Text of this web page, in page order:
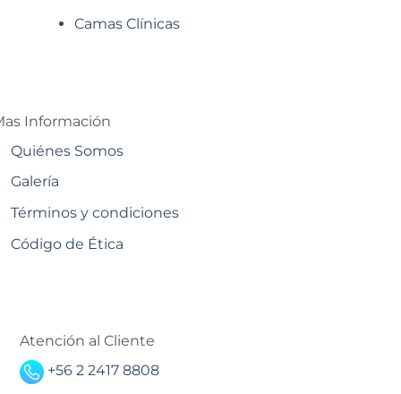
Camas Clínicas
Información
Quiénes Somos
Galería
Términos y condiciones
Código de Ética
Atención al Cliente
+56 2 2417 8808